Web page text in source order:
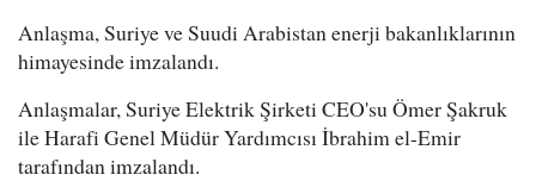
Anlaşma, Suriye ve Suudi Arabistan enerji bakanlıklarının
himayesinde imzalandı.
Anlaşmalar, Suriye Elektrik Şirketi CEO'su Ömer Şakruk
ile Harafi Genel Müdür Yardımcısı İbrahim el-Emir
tarafından imzalandı.